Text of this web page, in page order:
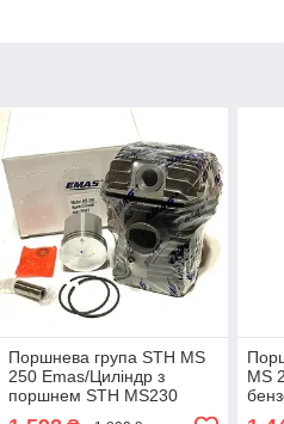
Поршнева група STH MS
250 Emas/Циліндр з
поршнем STH MS230
(42.5 мм)/Поршнева для
MS